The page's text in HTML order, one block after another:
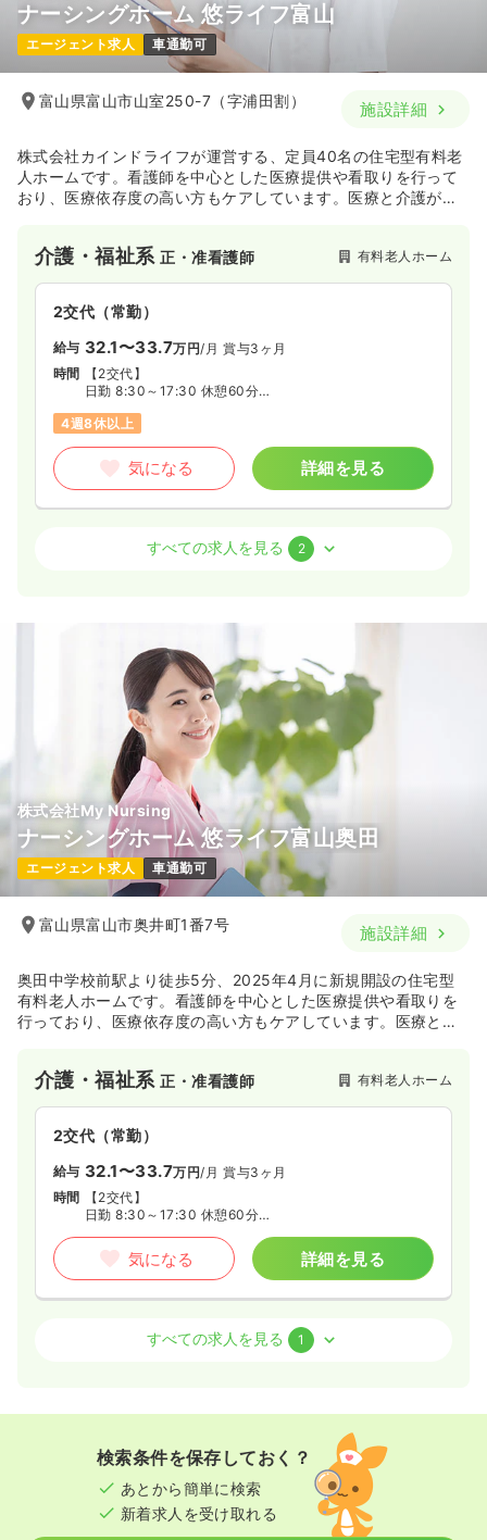
ナーシングホーム 悠ライフ富山
エージェント求人 車通勤可
富山県富山市山室250-7（字浦田割） 施設詳細
株式会社カインドライフが運営する、定員40名の住宅型有料老
人ホームです。看護師を中心とした医療提供や看取りを行って
おり、医療依存度の高い方もケアしています。医療と介護が連
介護・福祉系正・准看護師 有料老人ホーム
2交代（常勤）
給与 32.1〜33.7万円/月 賞与3ヶ月
時間
【2交代】
日勤 8:30～17:30 休憩60分
4週8休以上
気になる 詳細を見る
正看護師
【日勤のみ】
8:30～17:30 休憩60分
4週8休以上
気になる 詳細を見る
2交代（常勤）
給与 34.9〜36.4万円/月
賞与3ヶ月
1）8:30～17:30 休憩60分
すべての求人を見る 2
株式会社My Nursing
ナーシングホーム 悠ライフ富山奥田
エージェント求人 車通勤可
富山県富山市奥井町1番7号 施設詳細
奥田中学校前駅より徒歩5分、2025年4月に新規開設の住宅型
有料老人ホームです。看護師を中心とした医療提供や看取りを
行っており、医療依存度の高い方もケアしています。医療と介
介護・福祉系正・准看護師 有料老人ホーム
2交代（常勤）
給与 32.1〜33.7万円/月 賞与3ヶ月
時間
【2交代】
日勤 8:30～17:30 休憩60分
気になる 詳細を見る
正看護師
【日勤のみ】
8:30～17:30 休憩60分
4週8休以上
すべての求人を見る 1
検索条件を保存しておく？
あとから簡単に検索
新着求人を受け取れる